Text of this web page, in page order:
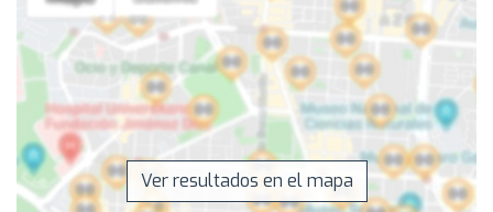
Ver resultados en el mapa